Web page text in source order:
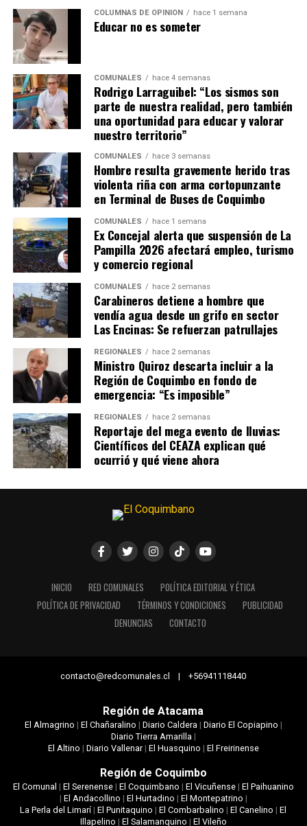
COLUMNAS DE OPINIÓN hace 1 semana
Educar no es someter
COMUNALES hace 4 semanas
Rodrigo Larraguibel: “Los sismos son
parte de nuestra realidad, pero también
una oportunidad para educar y valorar
nuestro territorio”
COMUNALES hace 3 semanas
Hombre resulta gravemente herido tras
violenta riña con arma cortopunzante
en Terminal de Buses de Coquimbo
COMUNALES hace 1 semana
Ex Concejal alerta que suspensión de La
Pampilla 2026 afectará empleo, turismo
y comercio regional
COMUNALES hace 2 semanas
Carabineros detiene a hombre que
vendía agua desde un grifo en sector
Las Encinas: Se refuerzan patrullajes
REGIONALES hace 2 semanas
Ministro Quiroz descarta incluir a la
Región de Coquimbo en fondo de
emergencia: “Es imposible”
REGIONALES hace 2 semanas
Reportaje del mega evento de lluvias:
Científicos del CEAZA explican qué
ocurrió y qué viene ahora
INICIO RED COMUNALES
POLÍTICA EDITORIAL Y ÉTICA
POLÍTICA DE PRIVACIDAD
TÉRMINOS Y CONDICIONES
PUBLICIDAD
DENUNCIAS
CONTACTO
contacto@redcomunales.cl | +56941118440
Región de Atacama
El Almagrino | El Chañaralino | Diario Caldera| Diario El Copiapino |
Diario Tierra Amarilla|
El Altino | Diario Vallenar| El Huasquino | El Freirinense
Región de Coquimbo
El Comunal | El Serenense| El Coquimbano | El Vicuñense| El Paihuanino
| El Andacollino | El Hurtadino | El Montepatrino |
La Perla del Limarí|El Punitaquino |El Combarbalino |El Canelino |El
Illapelino | El Salamanquino | El Vileño